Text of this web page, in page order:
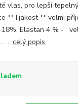
vlas, pro lepší
** I.jakost ** velmi
Elastan 4 % -¨
... celý popis